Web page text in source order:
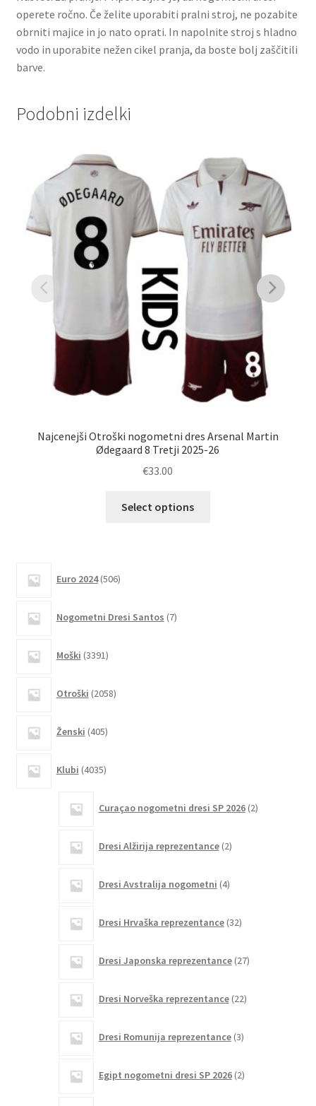
operete ročno. Če želite uporabiti pralni stroj, ne pozabite
obrniti majice in jo nato oprati. In napolnite stroj s hladno
vodo in uporabite nežen cikel pranja, da boste bolj zaščitili
barve.
Podobni izdelki
Najcenejši Otroški nogometni dres Arsenal Martin
Ødegaard 8 Tretji 2025-26
€33.00
Select options
Euro 2024 506izdelkov
Nogometni Dresi Santos 7izdelkov
Moški 3391izdelkov
Otroški 2058izdelkov
Ženski 405izdelkov
Klubi 4035izdelkov
Curaçao nogometni dresi SP 2026 2izdelka
Dresi Alžirija reprezentance 2izdelka
Dresi Avstralija nogometni 4izdelki
Dresi Hrvaška reprezentance 32izdelkov
Dresi Japonska reprezentance 27izdelkov
Dresi Norveška reprezentance 22izdelkov
Dresi Romunija reprezentance 3izdelki
Egipt nogometni dresi SP 2026 2izdelka